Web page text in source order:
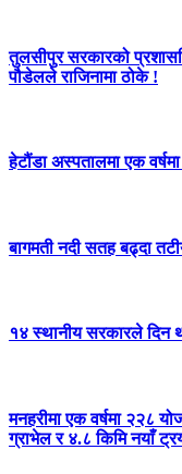
तुलसीपुर सरकारको
पौडेलले राजिनामा ठोके !
हेटौंडा अस्पतालमा एक
बागमती नदी सतह बढ्दा
१४ स्थानीय सरकारले दिन
मनहरीमा एक वर्षमा २२८
ग्राभेल र ४.८ किमि नयाँ